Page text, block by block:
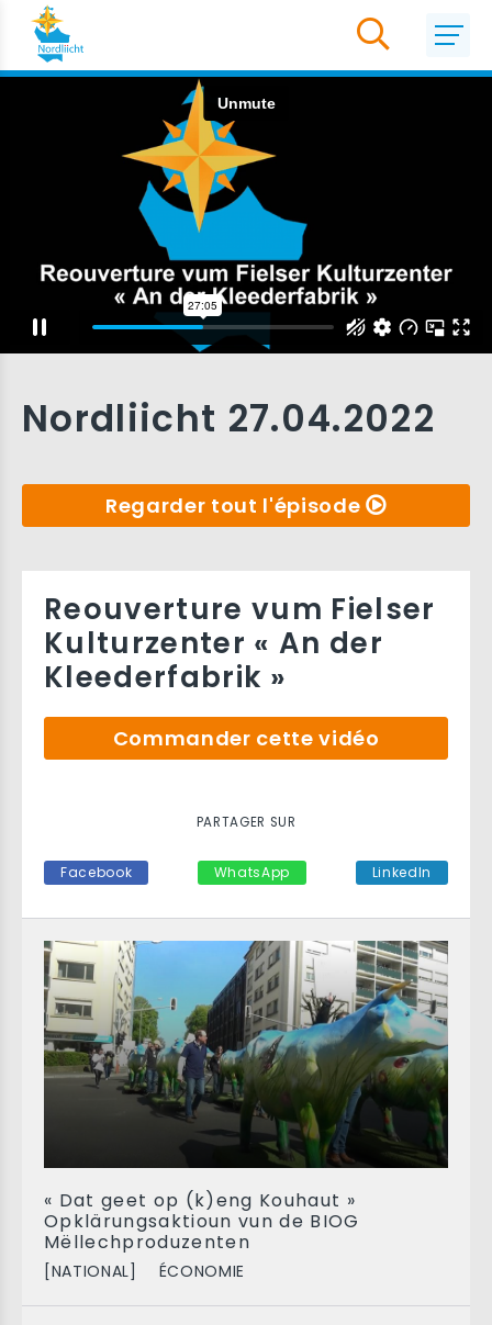
Nordliicht 27.04.2022
Regarder tout l'épisode
« Dat geet op (k)eng Kouhaut »
Opklärungsaktioun vun de BIOG
Mëllechproduzenten
[NATIONAL] ÉCONOMIE
Reouverture vum Fielser
Kulturzenter « An der
Kleederfabrik »
Commander cette vidéo
PARTAGER SUR
Facebook WhatsApp LinkedIn